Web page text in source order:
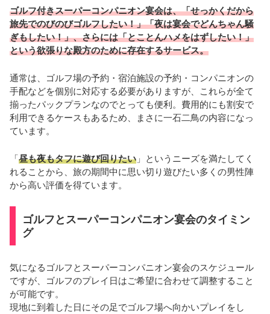
ゴルフ付きスーパーコンパニオン宴会は、「せっかくだから
旅先でのびのびゴルフしたい！」「夜は宴会でどんちゃん騒
ぎもしたい！」、さらには「とことんハメをはずしたい！」
という欲張りな殿方のために存在するサービス。
通常は、ゴルフ場の予約・宿泊施設の予約・コンパニオンの
手配などを個別に対応する必要がありますが、これらが全て
揃ったパックプランなのでとっても便利。費用的にも割安で
利用できるケースもあるため、まさに一石二鳥の内容になっ
ています。
「昼も夜もタフに遊び回りたい 」というニーズを満たしてく
れることから、旅の期間中に思い切り遊びたい多くの男性陣
から高い評価を得ています。
ゴルフとスーパーコンパニオン宴会のタイミン
グ
気になるゴルフとスーパーコンパニオン宴会のスケジュール
ですが、ゴルフのプレイ日はご希望に合わせて調整すること
が可能です。
現地に到着した日にその足でゴルフ場へ向かいプレイをし